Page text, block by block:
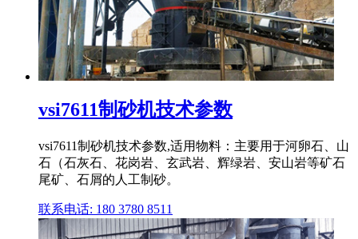
vsi7611制砂机技术参数
vsi7611制砂机技术参数,适用物料：主要用于河卵石、山
石（石灰石、花岗岩、玄武岩、辉绿岩、安山岩等矿石
尾矿、石屑的人工制砂。
联系电话: 180 3780 8511